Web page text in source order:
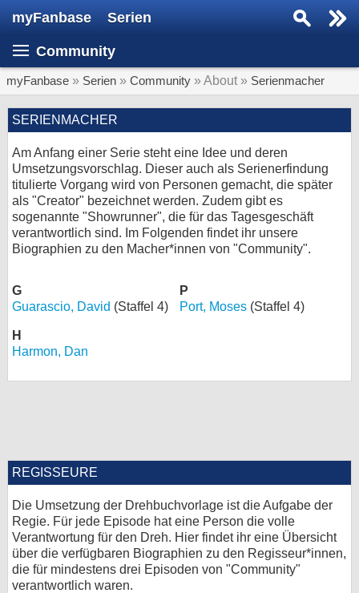
myFanbase Serien
Community
myFanbase » Serien » Community » About » Serienmacher
SERIENMACHER
Am Anfang einer Serie steht eine Idee und deren
Umsetzungsvorschlag. Dieser auch als Serienerfindung
titulierte Vorgang wird von Personen gemacht, die später
als "Creator" bezeichnet werden. Zudem gibt es
sogenannte "Showrunner", die für das Tagesgeschäft
verantwortlich sind. Im Folgenden findet ihr unsere
Biographien zu den Macher*innen von "Community".
G
Guarascio, David (Staffel 4)
H
Harmon, Dan
P
Port, Moses (Staffel 4)
REGISSEURE
Die Umsetzung der Drehbuchvorlage ist die Aufgabe der
Regie. Für jede Episode hat eine Person die volle
Verantwortung für den Dreh. Hier findet ihr eine Übersicht
über die verfügbaren Biographien zu den Regisseur*innen,
die für mindestens drei Episoden von "Community"
verantwortlich waren.
SERIEN
Interviews
Veranstaltungen
KULTUR
SERVICE
Gewinnspiele
bei X
Nutzungsbedingungen
Datenschutz
Cookie-Einstellungen